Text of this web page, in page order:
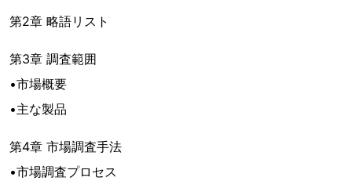
第2章 略語リスト
第3章 調査範囲
•市場概要
•主な製品
第4章 市場調査手法
•市場調査プロセス